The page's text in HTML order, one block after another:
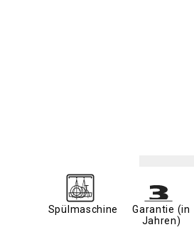
Spülmaschine
Garantie (in
Jahren)